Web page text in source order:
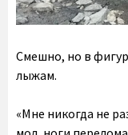
Смешно, но в
лыжам.
«Мне никогда не